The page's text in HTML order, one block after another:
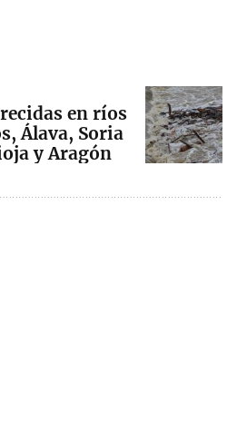
en ríos
Álava, Soria
y Aragón